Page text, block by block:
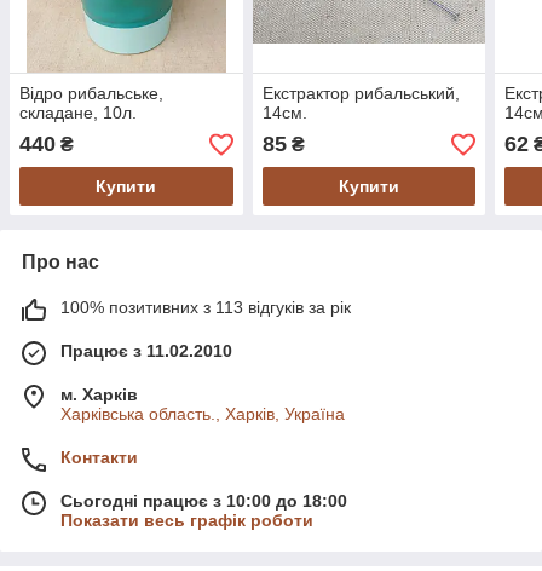
Відро рибальське,
складане, 10л.
440 ₴
Купити
Екстрактор рибальський,
14см.
85₴
Купити
62
Про нас
100% позитивних з 113 відгуків за рік
Працює з 11.02.2010
м. Харків
Харківська область., Харків, Україна
Контакти
Сьогодні працює з 10:00 до 18:00
Показати весь графік роботи